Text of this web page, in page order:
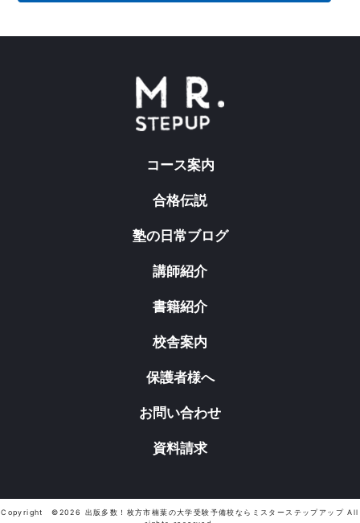
コース案内
合格伝説
塾の日常ブログ
講師紹介
書籍紹介
校舎案内
保護者様へ
お問い合わせ
資料請求
Copyright ©2026 出版多数！枚方市楠葉の大学受験予備校ならミスターステップアップ All